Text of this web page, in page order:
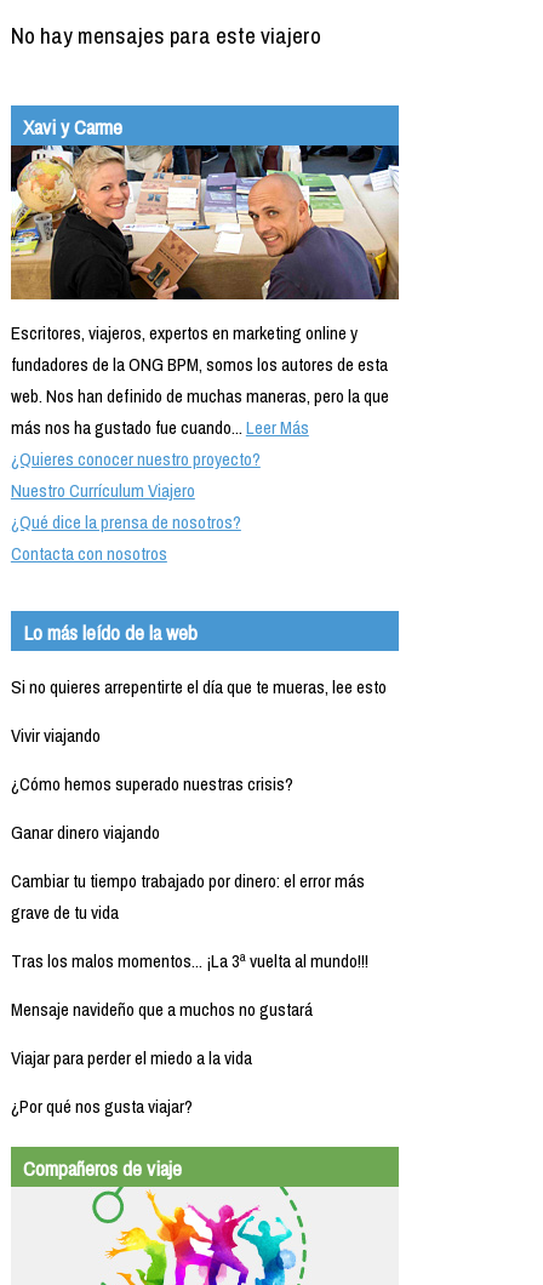
No hay mensajes para este viajero
Xavi y Carme
Escritores, viajeros, expertos en marketing online y
fundadores de la ONG BPM, somos los autores de esta
web. Nos han definido de muchas maneras, pero la que
más nos ha gustado fue cuando...Leer Más
¿Quieres conocer nuestro proyecto?
Nuestro Currículum Viajero
¿Qué dice la prensa de nosotros?
Contacta con nosotros
Lo más leído de la web
Si no quieres arrepentirte el día que te mueras, lee esto
Vivir viajando
¿Cómo hemos superado nuestras crisis?
Ganar dinero viajando
Cambiar tu tiempo trabajado por dinero: el error más
grave de tu vida
Tras los malos momentos... ¡La 3ª vuelta al mundo!!!
Mensaje navideño que a muchos no gustará
Viajar para perder el miedo a la vida
¿Por qué nos gusta viajar?
Compañeros de viaje